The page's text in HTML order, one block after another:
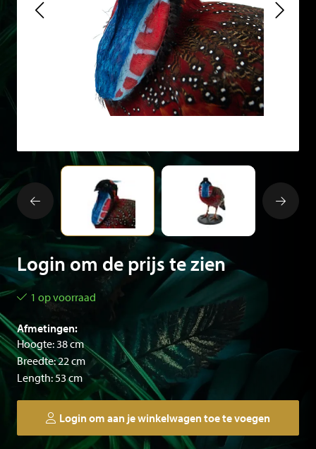
Login om de prijs te zien
1 op voorraad
Afmetingen:
Hoogte: 38 cm
Breedte: 22 cm
Length: 53 cm
Login om aan je winkelwagen toe te voegen